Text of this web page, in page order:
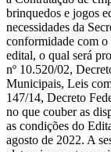
brinquedos e jogos
necessidades da
conformidade com
edital, o qual será
nº 10.520/02,
Municipais, Leis
147/14, Decreto
no que couber as
as condições do
agosto de 2022. A